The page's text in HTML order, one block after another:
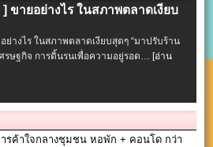
] ขายอย่างไร ในสภาพตลาดเงียบ
ย่างไร ในสภาพตลาดเงียบสุดๆ “มาปรับร้าน
รษฐกิจ การดิ้นรนเพื่อความอยู่รอด… [อ่าน
รค้าใจกลางชุมชน หอพัก + คอนโด กว่า